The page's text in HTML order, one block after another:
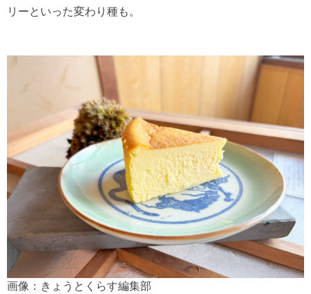
リーといった変わり種も。
画像：きょうとくらす編集部